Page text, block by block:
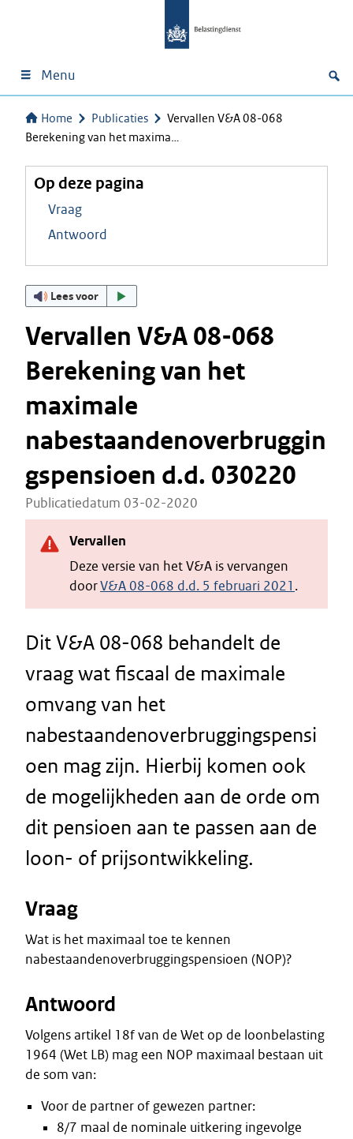
Menu
Home Publicaties
Vervallen V&A 08-068
Berekening van het maxima…
Op deze pagina
Vraag
Antwoord
Lees voor
Vervallen V&A 08-068
Berekening van het
maximale
nabestaandenoverbruggin
gspensioen d.d. 030220
Publicatiedatum 03-02-2020
Vervallen
Deze versie van het V&A is vervangen
doorV&A 08-068 d.d. 5 februari 2021 .
Dit V&A 08-068 behandelt de
vraag wat fiscaal de maximale
omvang van het
nabestaandenoverbruggingspensi
oen mag zijn. Hierbij komen ook
de mogelijkheden aan de orde om
dit pensioen aan te passen aan de
loon- of prijsontwikkeling.
Vraag
Wat is het maximaal toe te kennen
nabestaandenoverbruggingspensioen (NOP)?
Antwoord
Volgens artikel 18f van de Wet op de loonbelasting
1964 (Wet LB) mag een NOP maximaal bestaan uit
de som van:
Voor de partner of gewezen partner:
8/7 maal de nominale uitkering ingevolge